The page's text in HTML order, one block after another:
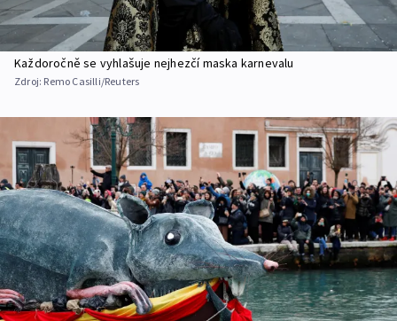
Každoročně se vyhlašuje nejhezčí maska karnevalu
Zdroj: Remo Casilli/Reuters